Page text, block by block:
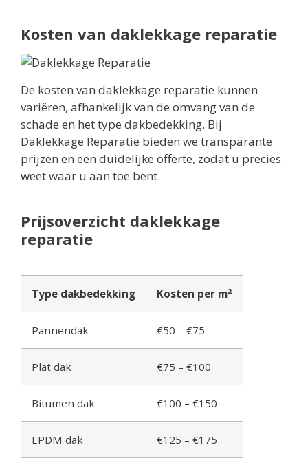
Kosten van daklekkage reparatie
De kosten van daklekkage reparatie kunnen
variëren, afhankelijk van de omvang van de
schade en het type dakbedekking. Bij
Daklekkage Reparatie bieden we transparante
prijzen en een duidelijke offerte, zodat u precies
weet waar u aan toe bent.
Prijsoverzicht daklekkage
reparatie
Type dakbedekking Kosten per m²
Pannendak €50 – €75
Plat dak €75 – €100
Bitumen dak €100 – €150
EPDM dak €125 – €175